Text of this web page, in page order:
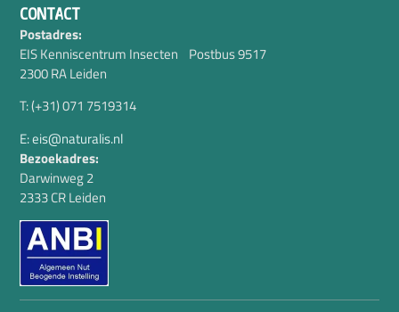
CONTACT
Postadres:
EIS Kenniscentrum Insecten Postbus 9517
2300 RA Leiden
T: (+31) 071 7519314
E: eis@naturalis.nl
Bezoekadres:
Darwinweg 2
2333 CR Leiden